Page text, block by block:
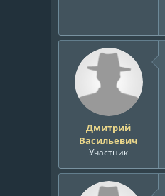
Дмитрий
Васильевич
Участник